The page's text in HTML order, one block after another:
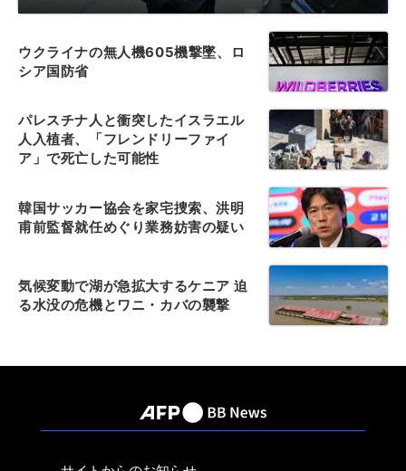
ウクライナの無人機605機撃墜、ロ
シア国防省
パレスチナ人と衝突したイスラエル
人入植者、「フレンドリーファイ
ア」で死亡した可能性
韓国サッカー協会を家宅捜索、洪明
甫前監督就任めぐり業務妨害の疑い
気候変動で湖が急拡大するケニア 迫
る水没の危機とワニ・カバの襲撃